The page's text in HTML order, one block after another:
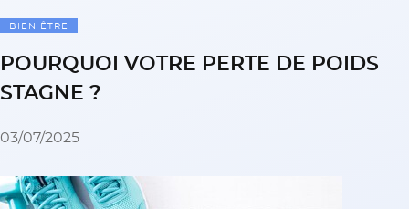
BIEN ÊTRE
POURQUOI VOTRE PERTE DE POIDS
STAGNE ?
03/07/2025